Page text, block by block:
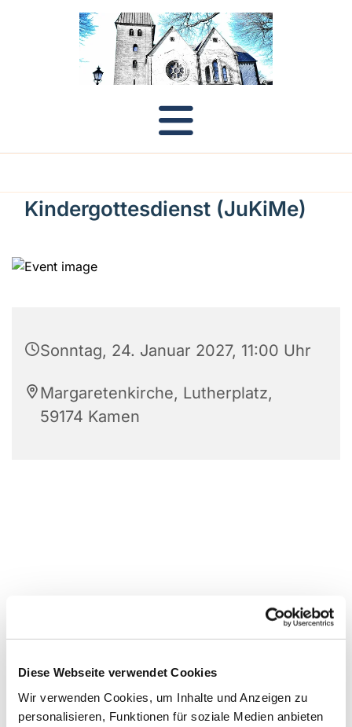
Diese Webseite verwendet Cookies
Wir verwenden Cookies, um Inhalte und Anzeigen zu
personalisieren, Funktionen für soziale Medien anbieten
Kindergottesdienst (JuKiMe)
Sonntag, 24. Januar 2027, 11:00 Uhr
Margaretenkirche, Lutherplatz,
59174 Kamen